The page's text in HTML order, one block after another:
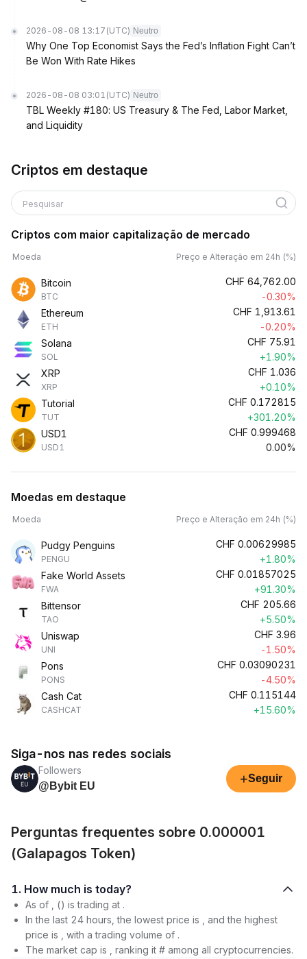
2026-08-08 13:17 (UTC) Neutro
Why One Top Economist Says the Fed’s Inflation Fight Can’t
Be Won With Rate Hikes
2026-08-08 03:01 (UTC) Neutro
TBL Weekly #180: US Treasury & The Fed, Labor Market,
and Liquidity
Criptos em destaque
Pesquisar
Criptos com maior capitalização de mercado
Moeda Preço e Alteração em 24h (%)
Bitcoin
BTC
CHF 64,762.00
-0.30%
Ethereum
ETH
CHF 1,913.61
-0.20%
Solana
SOL
CHF 75.91
+1.90%
XRP
XRP
CHF 1.036
+0.10%
Tutorial
TUT
CHF 0.172815
+301.20%
USD1
USD1
CHF 0.999468
0.00%
Moedas em destaque
Moeda Preço e Alteração em 24h (%)
Pudgy Penguins
PENGU
CHF 0.00629985
+1.80%
Fake World Assets
FWA
CHF 0.01857025
+91.30%
Bittensor
TAO
CHF 205.66
+5.50%
Uniswap
UNI
CHF 3.96
-1.50%
Pons
PONS
CHF 0.03090231
-4.50%
Cash Cat
CASHCAT
CHF 0.115144
+15.60%
Siga-nos nas redes sociais
Followers
@Bybit EU
+Seguir
Perguntas frequentes sobre 0.000001
(Galapagos Token)
1. How much is today?
As of , () is trading at .
In the last 24 hours, the lowest price is , and the highest
price is , with a trading volume of .
The market cap is , ranking it # among all cryptocurrencies.